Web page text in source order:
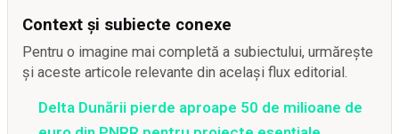
Context și subiecte conexe
Pentru o imagine mai completă a subiectului, urmărește
și aceste articole relevante din același flux editorial.
Delta Dunării pierde aproape 50 de milioane de